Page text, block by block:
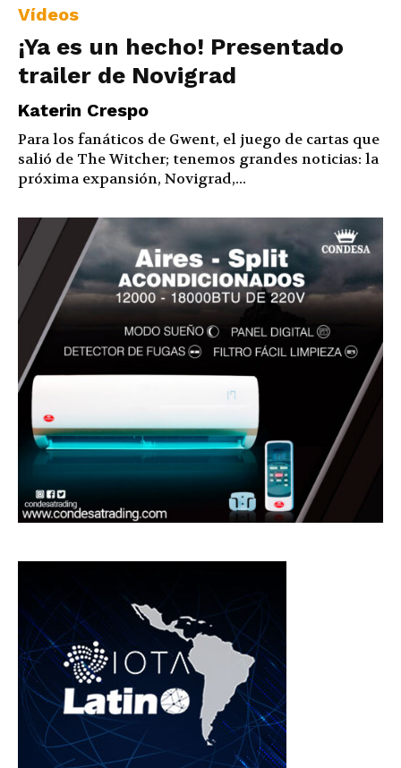
Vídeos
¡Ya es un hecho! Presentado
trailer de Novigrad
Katerin Crespo
Para los fanáticos de Gwent, el juego de cartas que
salió de The Witcher; tenemos grandes noticias: la
próxima expansión, Novigrad,...